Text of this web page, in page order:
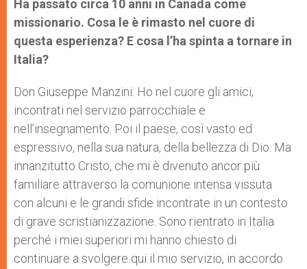
Ha passato circa 10 anni in Canada come
missionario. Cosa le è rimasto nel cuore di
questa esperienza? E cosa l’ha spinta a tornare in
Italia?
Don Giuseppe Manzini: Ho nel cuore gli amici,
incontrati nel servizio parrocchiale e
nell’insegnamento. Poi il paese, così vasto ed
espressivo, nella sua natura, della bellezza di Dio. Ma
innanzitutto Cristo, che mi è divenuto ancor più
familiare attraverso la comunione intensa vissuta
con alcuni e le grandi sfide incontrate in un contesto
di grave scristianizzazione. Sono rientrato in Italia
perché i miei superiori mi hanno chiesto di
continuare a svolgere qui il mio servizio, in accordo